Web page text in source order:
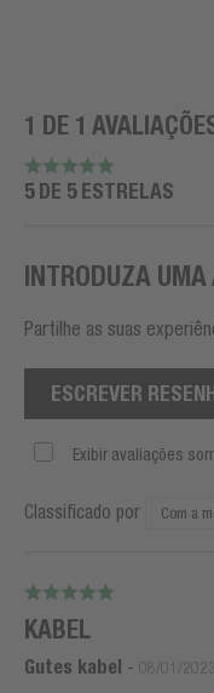
1 DE 1
5 DE 5 ESTRELAS
INTRODUZA
Partilhe as suas
ESCREVER
Exibir avaliações
Classificado por
KABEL
Gutes kabel - 08/01/2023